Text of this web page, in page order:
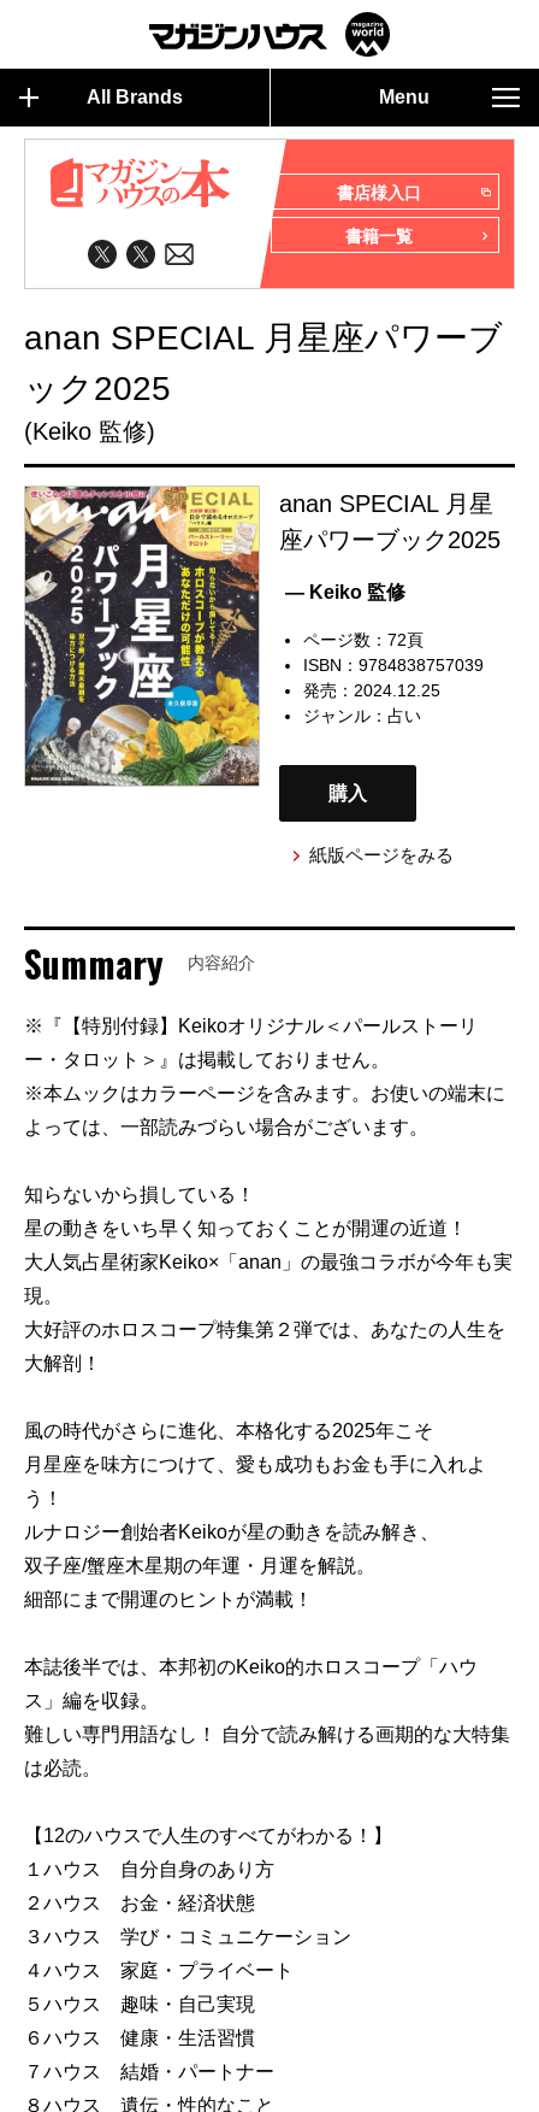
All Brands Menu
書店様入口
書籍一覧
anan SPECIAL 月星座パワーブ
ック2025
(Keiko 監修)
anan SPECIAL 月星
座パワーブック2025
— Keiko 監修
ページ数：72頁
ISBN：9784838757039
発売：2024.12.25
ジャンル：占い
購入
紙版ページをみる
Summary 内容紹介
※『【特別付録】Keikoオリジナル＜パールストーリ
ー・タロット＞』は掲載しておりません。
※本ムックはカラーページを含みます。お使いの端末に
よっては、一部読みづらい場合がございます。
知らないから損している！
星の動きをいち早く知っておくことが開運の近道！
大人気占星術家Keiko×「anan」の最強コラボが今年も実
現。
大好評のホロスコープ特集第２弾では、あなたの人生を
大解剖！
風の時代がさらに進化、本格化する2025年こそ
月星座を味方につけて、愛も成功もお金も手に入れよ
う！
ルナロジー創始者Keikoが星の動きを読み解き、
双子座/蟹座木星期の年運・月運を解説。
細部にまで開運のヒントが満載！
本誌後半では、本邦初のKeiko的ホロスコープ「ハウ
ス」編を収録。
難しい専門用語なし！ 自分で読み解ける画期的な大特集
は必読。
【12のハウスで人生のすべてがわかる！】
１ハウス 自分自身のあり方
２ハウス お金・経済状態
３ハウス 学び・コミュニケーション
４ハウス 家庭・プライベート
５ハウス 趣味・自己実現
６ハウス 健康・生活習慣
７ハウス 結婚・パートナー
８ハウス 遺伝・性的なこと